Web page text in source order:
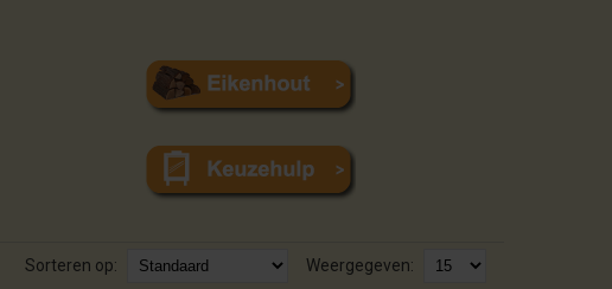
Weergegeven:
Sorteren op: